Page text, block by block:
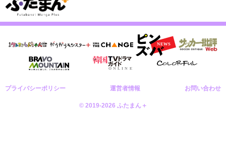
プライバシーポリシー 運営者情報 お問い合わせ
© 2019-2026 ふたまん＋